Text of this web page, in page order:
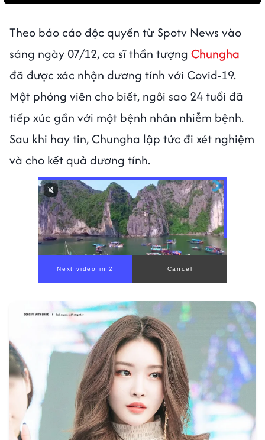
Theo báo cáo độc quyền từ Spotv News vào
sáng ngày 07/12, ca sĩ thần tượng Chungha
đã được xác nhận dương tính với Covid-19.
Một phóng viên cho biết, ngôi sao 24 tuổi đã
tiếp xúc gần với một bệnh nhân nhiễm bệnh.
Sau khi hay tin, Chungha lập tức đi xét nghiệm
và cho kết quả dương tính.